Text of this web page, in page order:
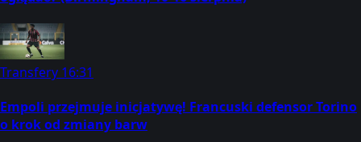
Transfery 16:31
Empoli przejmuje inicjatywę! Francuski defensor Torino
o krok od zmiany barw